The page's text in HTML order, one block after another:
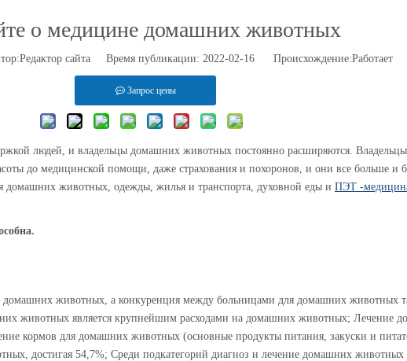
о медицине домашних животных
сайта Время публикации: 2022-02-16 Происхождение:Работает
Запрос цены
людей, и владельцы домашних животных постоянно расширяются.
до медицинской помощи, даже страхования и похоронов, и они все больше и
животных, одежды, жилья и транспорта, духовной еды и ПЭТ -
домашних животных, а конкуренция между больницами для домашних животных
животных является крупнейшим расходами на домашних животных; Лечение
кормов для домашних животных (основные продукты питания, закуски и
достигая 54,7%; Среди подкатегорий диагноз и лечение домашних